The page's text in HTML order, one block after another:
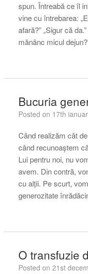
spun. Întreabă ce îl
vine cu întrebarea:
afară?” „Sigur că
mănânc micul
Bucuria
Posted on 17th
Când realizăm cât
când recunoaștem
Lui pentru noi, nu
avem. Din contră,
cu alții. Pe scurt,
generozitate
O transfuzie
Posted on 21st